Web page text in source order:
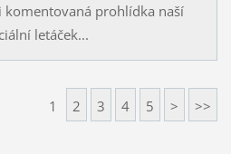
komentovaná prohlídka naší
letáček...
1 2 3 4 5 > >>